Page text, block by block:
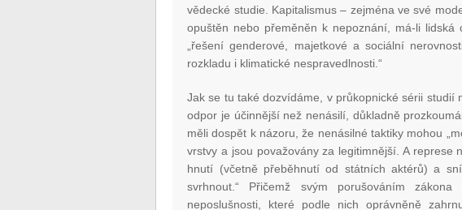
vědecké studie. Kapitalismus – zejména ve své
opuštěn nebo přeměněn k nepoznání, má-li lidská
„řešení genderové, majetkové a sociální
rozkladu i klimatické nespravedlnosti.“
Jak se tu také dozvídáme, v průkopnické sérii studií
odpor je účinnější než nenásilí, důkladně
měli dospět k názoru, že nenásilné taktiky mohou
vrstvy a jsou považovány za legitimnější. A represe
hnutí (včetně přeběhnutí od státních aktérů) a
svrhnout.“ Přičemž svým porušováním zákona
neposlušnosti, které podle nich oprávněně